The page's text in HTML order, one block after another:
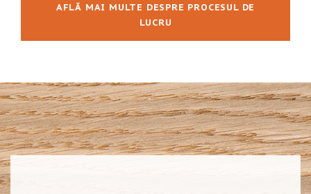
AFLĂ MAI MULTE DESPRE PROCESUL DE
LUCRU